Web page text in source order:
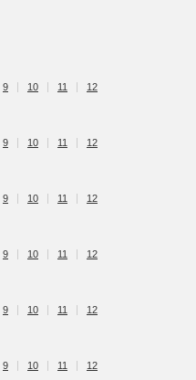
9 10 11 12
9 10 11 12
9 10 11 12
9 10 11 12
9 10 11 12
9 10 11 12